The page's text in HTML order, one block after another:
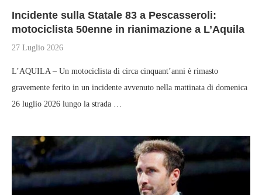
Incidente sulla Statale 83 a Pescasseroli:
motociclista 50enne in rianimazione a L’Aquila
27 Luglio 2026
L’AQUILA – Un motociclista di circa cinquant’anni è rimasto
gravemente ferito in un incidente avvenuto nella mattinata di domenica
26 luglio 2026 lungo la strada …